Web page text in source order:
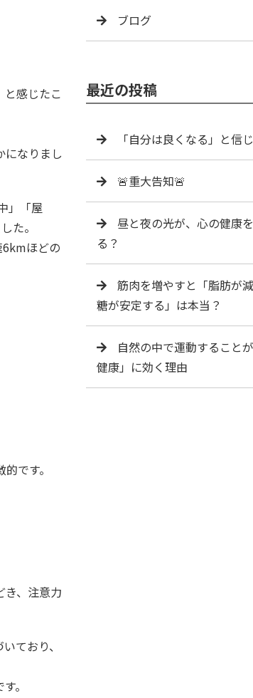
感じたこ
になりまし
」「屋
た。
ほどの
です。
き、注意力
ており、
。
ブログ
最近の投稿
「自分は良くなる」と信
🚨重大告知🚨
昼と夜の光が、心の健康
る？
筋肉を増やすと「脂肪が
糖が安定する」は本当？
自然の中で運動すること
健康」に効く理由